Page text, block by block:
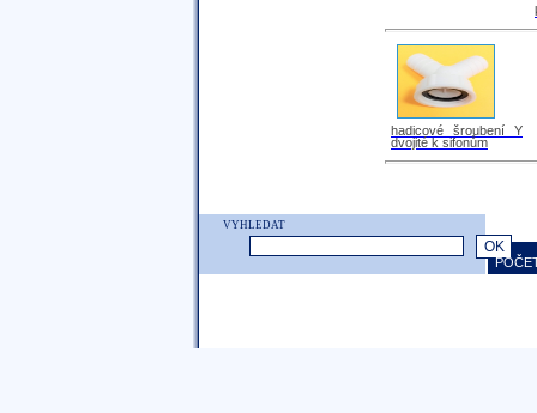
hadicové šroubení Y
dvojité k sifonům
VYHLEDAT